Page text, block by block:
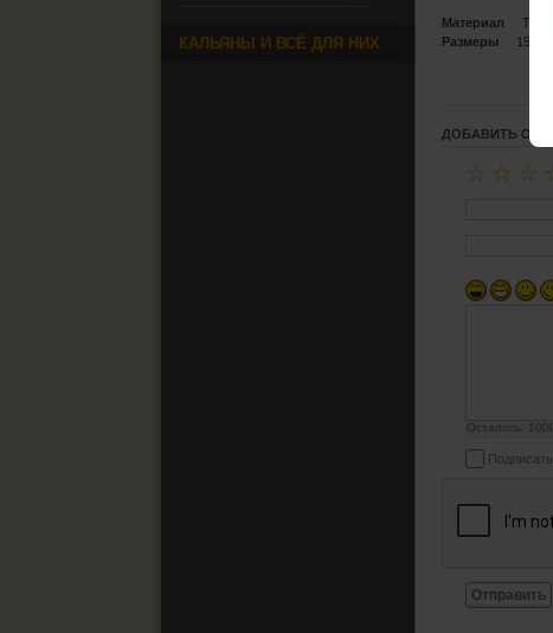
Материал
Размеры 150мм
ДОБАВИТЬ
☆
☆
☆
Осталось:
Отправить
КАЛЬЯНЫ И ВСЁ ДЛЯ НИХ